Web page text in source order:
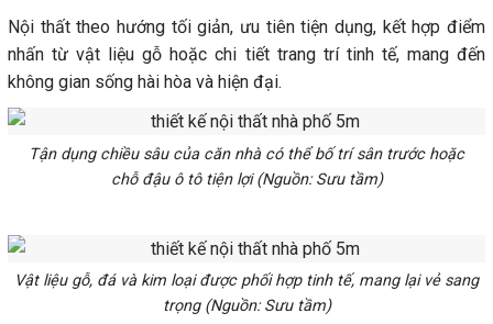
Nội thất theo hướng tối giản, ưu tiên tiện dụng, kết hợp điểm
nhấn từ vật liệu gỗ hoặc chi tiết trang trí tinh tế, mang đến
không gian sống hài hòa và hiện đại.
Tận dụng chiều sâu của căn nhà có thể bố trí sân trước hoặc
chỗ đậu ô tô tiện lợi (Nguồn: Sưu tầm)
Vật liệu gỗ, đá và kim loại được phối hợp tinh tế, mang lại vẻ sang
trọng (Nguồn: Sưu tầm)